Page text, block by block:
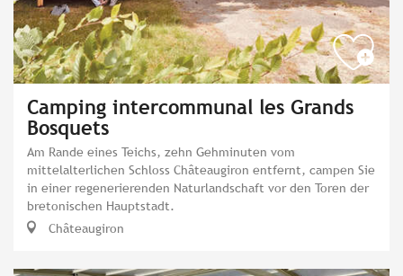
Camping intercommunal les Grands
Bosquets
Am Rande eines Teichs, zehn Gehminuten vom
mittelalterlichen Schloss Châteaugiron entfernt, campen Sie
in einer regenerierenden Naturlandschaft vor den Toren der
bretonischen Hauptstadt.
Châteaugiron